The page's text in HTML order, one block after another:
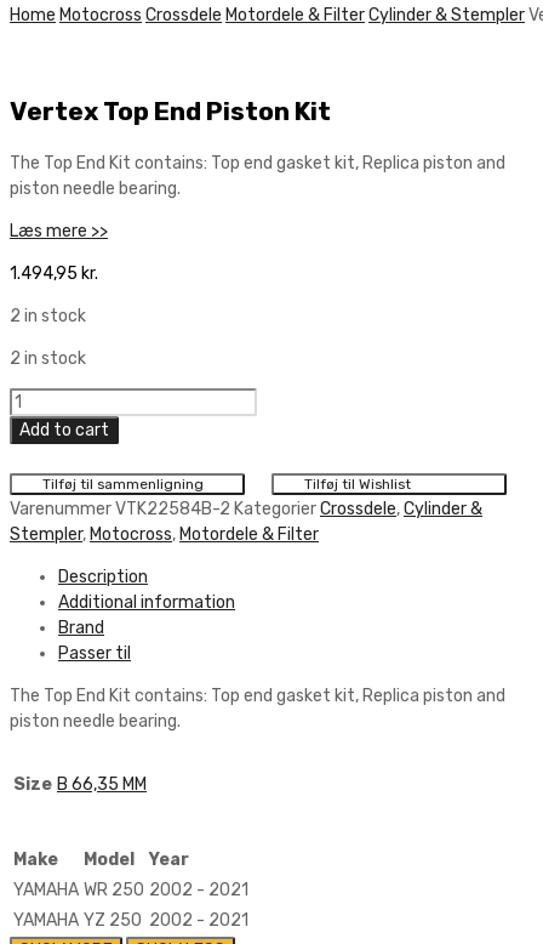
Skip
Home Motocross Crossdele Motordele & FilterCylinder & Stempler
Vertex Top End Piston Kit
The Top End Kit contains: Top end gasket kit, Replica piston and
piston needle bearing.
Læs mere >>
1.494,95 kr.
2 in stock
2 in stock
Vertex
Top
End
Piston
Kit
quantity
Add to cart
Tilføj til sammenligning Tilføj til Wishlist
VarenummerVTK22584B-2 KategorierCrossdele,Cylinder &
Stempler, Motocross, Motordele & Filter
Description
Additional information
Brand
Passer til
The Top End Kit contains: Top end gasket kit, Replica piston and
piston needle bearing.
Size B 66,35 MM
Make Model
Year
YAMAHA WR 250 2002 - 2021
YAMAHA YZ 250 2002 - 2021